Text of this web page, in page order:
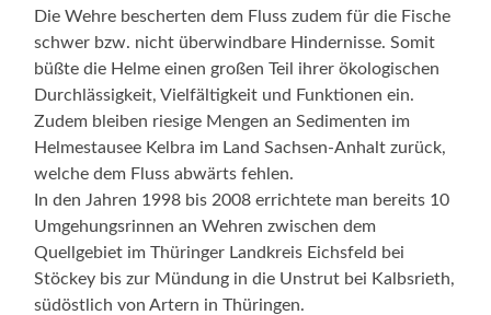
Die Wehre bescherten dem Fluss zudem für die Fische
schwer bzw. nicht überwindbare Hindernisse. Somit
büßte die Helme einen großen Teil ihrer ökologischen
Durchlässigkeit, Vielfältigkeit und Funktionen ein.
Zudem bleiben riesige Mengen an Sedimenten im
Helmestausee Kelbra im Land Sachsen-Anhalt zurück,
welche dem Fluss abwärts fehlen.
In den Jahren 1998 bis 2008 errichtete man bereits 10
Umgehungsrinnen an Wehren zwischen dem
Quellgebiet im Thüringer Landkreis Eichsfeld bei
Stöckey bis zur Mündung in die Unstrut bei Kalbsrieth,
südöstlich von Artern in Thüringen.